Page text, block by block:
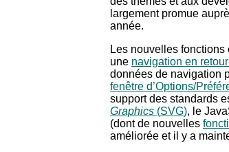
largement promue
année.
Les nouvelles
une navigation en
données de navigation
fenêtre d’Options/
support des standards
Graphics (SVG), le
(dont de nouvelles
améliorée et il y a